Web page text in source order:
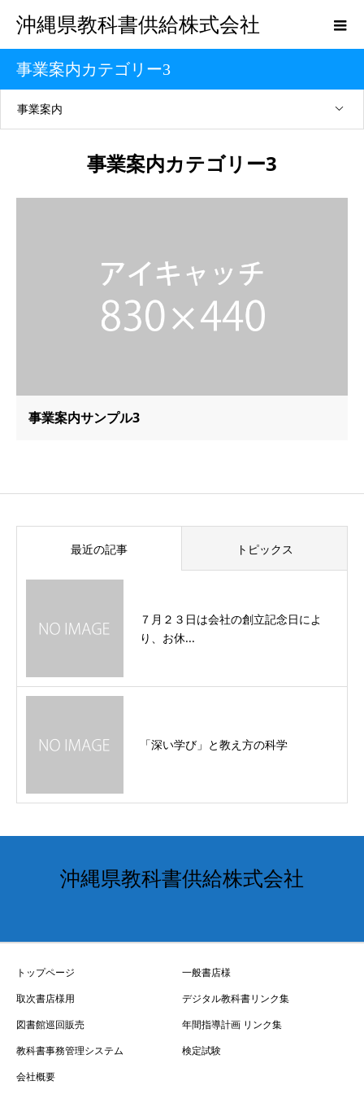
沖縄県教科書供給株式会社
事業案内カテゴリー3
事業案内
事業案内カテゴリー3
事業案内サンプル3
最近の記事 トピックス
７月２３日は会社の創立記念日によ
り、お休...
「深い学び」と教え方の科学
沖縄県教科書供給株式会社
トップページ
一般書店様
取次書店様用
デジタル教科書リンク集
図書館巡回販売
年間指導計画 リンク集
教科書事務管理システム
検定試験
会社概要